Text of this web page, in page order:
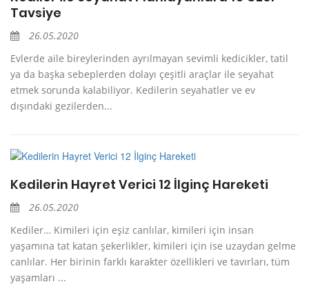
Tavsiye
26.05.2020
Evlerde aile bireylerinden ayrılmayan sevimli kedicikler, tatil
ya da başka sebeplerden dolayı çeşitli araçlar ile seyahat
etmek sorunda kalabiliyor. Kedilerin seyahatler ve ev
dışındaki gezilerden...
Kedilerin Hayret Verici 12 İlginç Hareketi
26.05.2020
Kediler… Kimileri için eşiz canlılar, kimileri için insan
yaşamına tat katan şekerlikler, kimileri için ise uzaydan gelme
canlılar. Her birinin farklı karakter özellikleri ve tavırları, tüm
yaşamları ...